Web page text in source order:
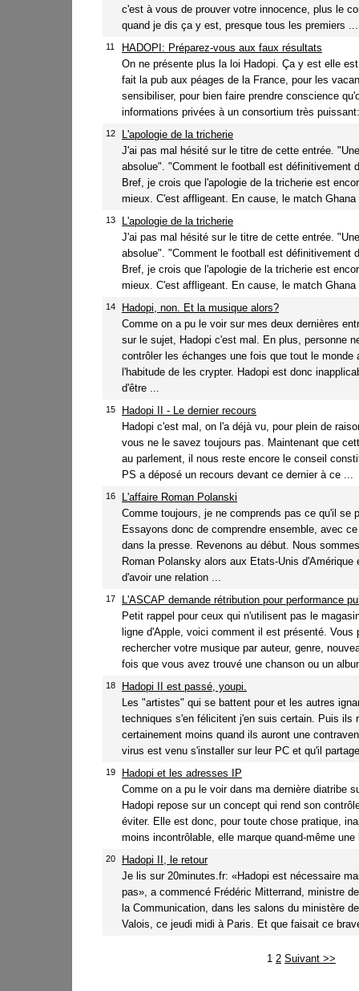
c'est à vous de prouver votre innocence, plus le
quand je dis ça y est, presque tous les premiers ...
11
HADOPI: Préparez-vous aux faux résultats
On ne présente plus la loi Hadopi. Ça y est elle
fait la pub aux péages de la France, pour les
sensibiliser, pour bien faire prendre conscience
informations privées à un consortium très
12
L'apologie de la tricherie
J'ai pas mal hésité sur le titre de cette entrée.
absolue". "Comment le football est définitivement
Bref, je crois que l'apologie de la tricherie est
mieux. C'est affligeant. En cause, le match Ghana
13
L'apologie de la tricherie
J'ai pas mal hésité sur le titre de cette entrée.
absolue". "Comment le football est définitivement
Bref, je crois que l'apologie de la tricherie est
mieux. C'est affligeant. En cause, le match Ghana
14
Hadopi, non. Et la musique alors?
Comme on a pu le voir sur mes deux dernières
sur le sujet, Hadopi c'est mal. En plus, personne
contrôler les échanges une fois que tout le monde
l'habitude de les crypter. Hadopi est donc
d'être ...
15
Hadopi II - Le dernier recours
Hadopi c'est mal, on l'a déjà vu, pour plein de
vous ne le savez toujours pas. Maintenant que
au parlement, il nous reste encore le conseil
PS a déposé un recours devant ce dernier à ce ...
16
L'affaire Roman Polanski
Comme toujours, je ne comprends pas ce qu'il se
Essayons donc de comprendre ensemble, avec
dans la presse. Revenons au début. Nous
Roman Polansky alors aux Etats-Unis d'Amérique
d'avoir une relation ...
17
L'ASCAP demande rétribution pour performance
Petit rappel pour ceux qui n'utilisent pas le
ligne d'Apple, voici comment il est présenté. Vous
rechercher votre musique par auteur, genre,
fois que vous avez trouvé une chanson ou un
18
Hadopi II est passé, youpi.
Les "artistes" qui se battent pour et les autres
techniques s'en félicitent j'en suis certain. Puis ils
certainement moins quand ils auront une
virus est venu s'installer sur leur PC et qu'il
19
Hadopi et les adresses IP
Comme on a pu le voir dans ma dernière diatribe
Hadopi repose sur un concept qui rend son
éviter. Elle est donc, pour toute chose pratique,
moins incontrôlable, elle marque quand-même
20
Hadopi II, le retour
Je lis sur 20minutes.fr: «Hadopi est nécessaire
pas», a commencé Frédéric Mitterrand, ministre
la Communication, dans les salons du ministère
Valois, ce jeudi midi à Paris. Et que faisait ce
1 2 Suivant >>